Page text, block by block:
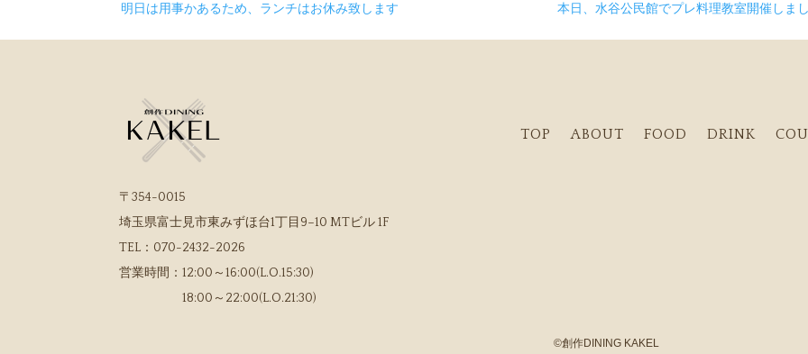
明日は用事かあるため、ランチはお休み致します
本日、水谷公民館でプレ料理教室開催しまし
〒354-0015
埼玉県富士見市東みずほ台1丁目9−10 MTビル 1F
TEL： 070-2432-2026
営業時間： 12:00～16:00(L.O.15:30)
18:00～22:00(L.O.21:30)
TOP ABOUT FOOD DRINK
©創作DINING KAKEL